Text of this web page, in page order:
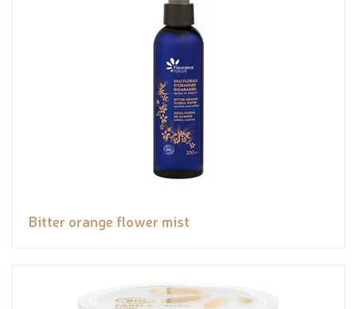
Bitter orange flower mist